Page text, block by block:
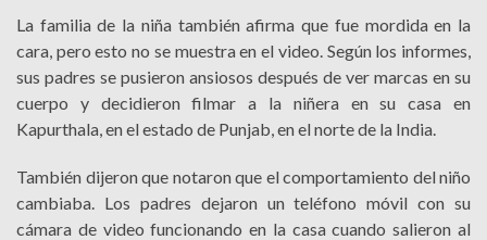
La familia de la niña también afirma que fue mordida en la
cara, pero esto no se muestra en el video. Según los informes,
sus padres se pusieron ansiosos después de ver marcas en su
cuerpo y decidieron filmar a la niñera en su casa en
Kapurthala, en el estado de Punjab, en el norte de la India.
También dijeron que notaron que el comportamiento del niño
cambiaba. Los padres dejaron un teléfono móvil con su
cámara de video funcionando en la casa cuando salieron al